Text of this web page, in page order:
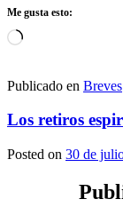
Me gusta esto:
Cargando...
Publicado en Breves
Los retiros
Posted on 30 de